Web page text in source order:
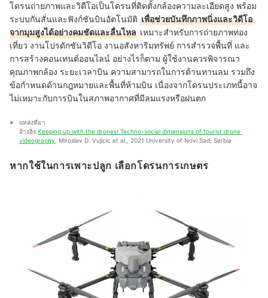
โดรนถ่ายภาพและวิดีโอเป็นโดรนที่ติดตั้งกล้องความละเอียดสูง พร้อม
ระบบกันสั่นและฟังก์ชันบินอัตโนมัติ เพื่อช่วยบันทึกภาพนิ่งและวิดีโอ
จากมุมสูงได้อย่างคมชัดและลื่นไหล เหมาะสำหรับการถ่ายภาพท่อง
เที่ยว งานโปรดักชันวิดีโอ งานอสังหาริมทรัพย์ การสำรวจพื้นที่ และ
การสร้างคอนเทนต์ออนไลน์ อย่างไรก็ตาม ผู้ใช้งานควรพิจารณา
คุณภาพกล้อง ระยะเวลาบิน ความสามารถในการต้านทานลม รวมถึง
ข้อกำหนดด้านกฎหมายและพื้นที่ห้ามบิน เนื่องจากโดรนประเภทนี้อาจ
ไม่เหมาะกับการบินในสภาพอากาศที่มีลมแรงหรือฝนตก
แหล่งที่มา
อ้างอิง Keeping up with the drones! Techno-social dimensions of tourist drone
videography , Miroslav D. Vujicic et al., 2021 University of Novi Sad, Serbia
หากใช้ในการเพาะปลูก เลือกโดรนการเกษตร